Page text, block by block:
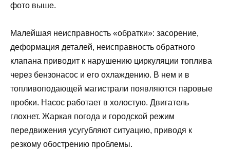
фото выше.
Малейшая неисправность «обратки»: засорение,
деформация деталей, неисправность обратного
клапана приводит к нарушению циркуляции топлива
через бензонасос и его охлаждению. В нем и в
топливоподающей магистрали появляются паровые
пробки. Насос работает в холостую. Двигатель
глохнет. Жаркая погода и городской режим
передвижения усугубляют ситуацию, приводя к
резкому обострению проблемы.